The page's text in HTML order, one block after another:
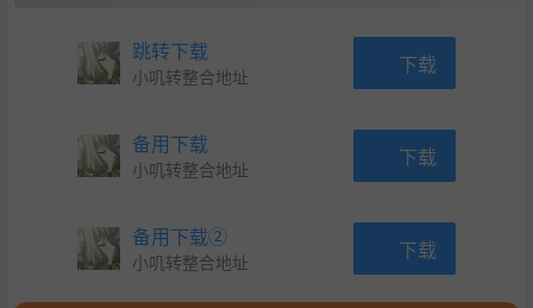
跳转下载
小叽转整合地址 下载
备用下载
小叽转整合地址 下载
备用下载②
小叽转整合地址 下载